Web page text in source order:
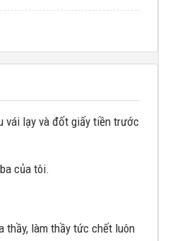
vái lạy và đốt giấy tiền trước
của tôi.
thầy, làm thầy tức chết luôn